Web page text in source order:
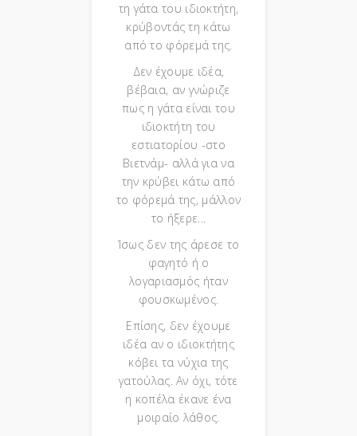
τη γάτα του ιδιοκτήτη,
κρύβοντάς τη κάτω
από το φόρεμά της.
Δεν έχουμε ιδέα,
βέβαια, αν γνώριζε
πως η γάτα είναι του
ιδιοκτήτη του
εστιατορίου -στο
Βιετνάμ- αλλά για να
την κρύβει κάτω από
το φόρεμά της, μάλλον
το ήξερε...
Ίσως δεν της άρεσε το
φαγητό ή ο
λογαριασμός ήταν
φουσκωμένος.
Επίσης, δεν έχουμε
ιδέα αν ο ιδιοκτήτης
κόβει τα νύχια της
γατούλας. Αν όχι, τότε
η κοπέλα έκανε ένα
μοιραίο λάθος.